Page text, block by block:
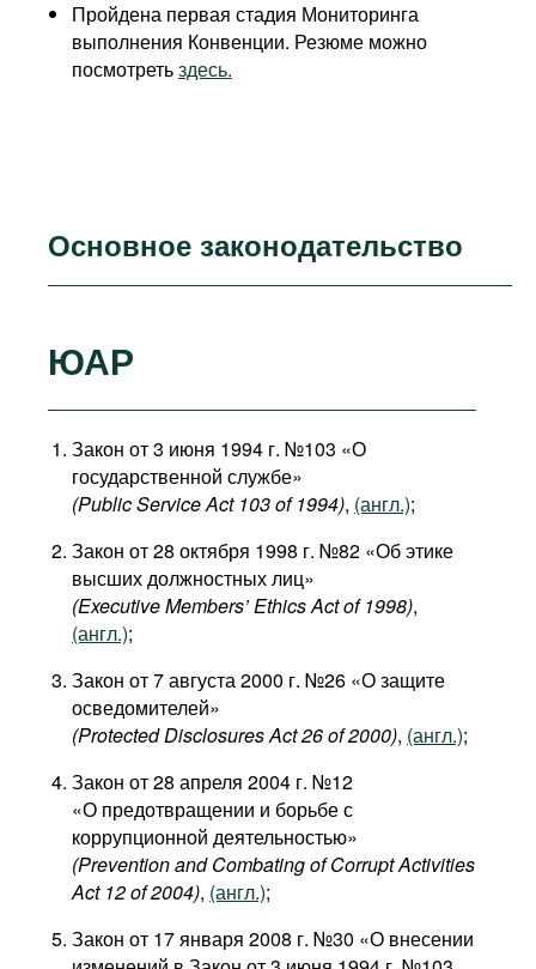
Пройдена первая стадия Мониторинга
выполнения Конвенции. Резюме можно
посмотретьздесь.
Основное законодательство
ЮАР
Закон от 3 июня 1994 г. №103 «О
государственной службе»
(Public Service Act 103 of 1994), (англ.);
Закон от 28 октября 1998 г. №82 «Об этике
высших должностных лиц»
(Executive Members’ Ethics Act of 1998),
(англ.);
Закон от 7 августа 2000 г. №26 «О защите
осведомителей»
(Protected Disclosures Act 26 of 2000), (англ.);
Закон от 28 апреля 2004 г. №12
«О предотвращении и борьбе с
коррупционной деятельностью»
(Prevention and Combating of Corrupt Activities
Act 12 of 2004), (англ.);
Закон от 17 января 2008 г. №30 «О внесении